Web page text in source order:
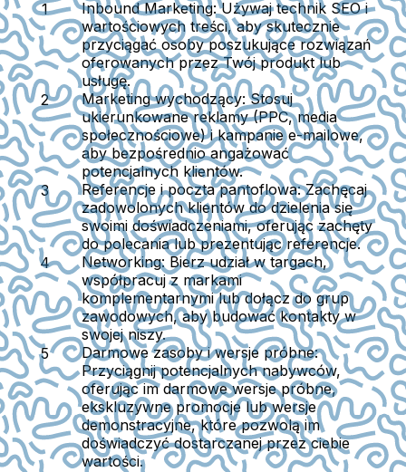
Inbound Marketing:Używaj technik SEO i
wartościowych treści, aby skutecznie
przyciągać osoby poszukujące rozwiązań
oferowanych przez Twój produkt lub
usługę.
Marketing wychodzący: Stosuj
ukierunkowane reklamy (PPC, media
społecznościowe) i kampanie e-mailowe,
aby bezpośrednio angażować
potencjalnych klientów.
Referencje i poczta pantoflowa:Zachęcaj
zadowolonych klientów do dzielenia się
swoimi doświadczeniami, oferując zachęty
do polecania lub prezentując referencje.
Networking: Bierz udział w targach,
współpracuj z markami
komplementarnymi lub dołącz do grup
zawodowych, aby budować kontakty w
swojej niszy.
Darmowe zasoby i wersje próbne:
Przyciągnij potencjalnych nabywców,
oferując im darmowe wersje próbne,
ekskluzywne promocje lub wersje
demonstracyjne, które pozwolą im
doświadczyć dostarczanej przez ciebie
wartości.